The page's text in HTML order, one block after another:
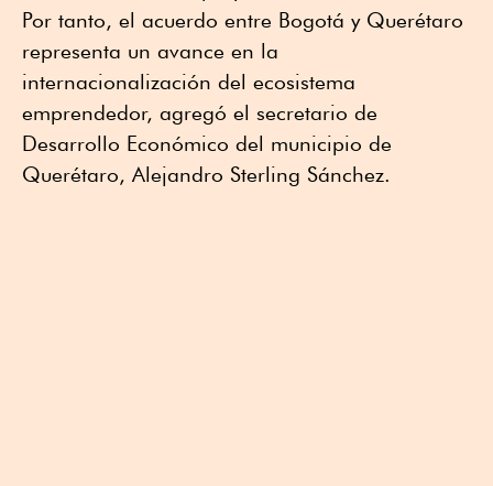
Por tanto, el acuerdo entre Bogotá y Querétaro
representa un avance en la
internacionalización del ecosistema
emprendedor, agregó el secretario de
Desarrollo Económico del municipio de
Querétaro, Alejandro Sterling Sánchez.